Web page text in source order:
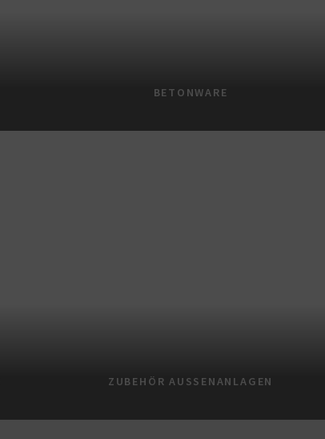
BETONWARE
ZUBEHÖR AUSSENANLAGEN